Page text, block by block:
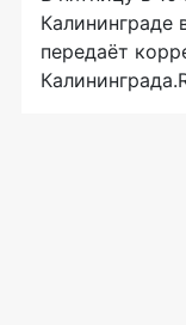
Калининграде
передаёт